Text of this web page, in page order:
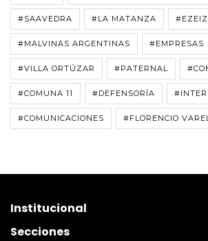
#SAAVEDRA #LA MATANZA
#MALVINAS ARGENTINAS #EMPRESAS
#VILLA ORTÚZAR #PATERNAL
#COMUNA 11 #DEFENSORÍA
#COMUNICACIONES #FLORENCIO
Institucional
Secciones